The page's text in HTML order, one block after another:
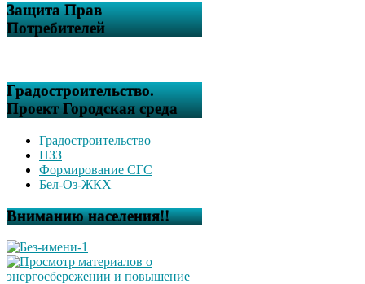
Защита Прав
Потребителей
Градостроительство.
Проект Городская среда
Градостроительство
ПЗЗ
Формирование СГС
Бел-Оз-ЖКХ
Вниманию населения!!